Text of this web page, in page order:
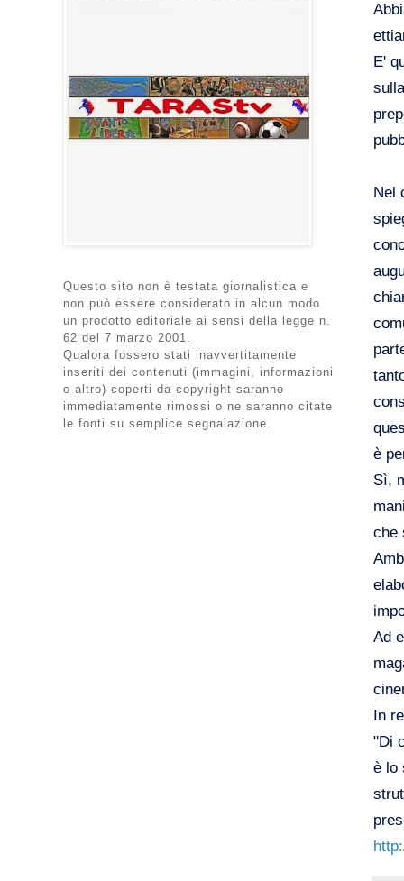
E'
Nel
è
Sì,
che
Ad
In
"Di
è lo
Questo sito non è testata giornalistica e
non può essere considerato in alcun modo
un prodotto editoriale ai sensi della legge n.
62 del 7 marzo 2001.
Qualora fossero stati inavvertitamente
inseriti dei contenuti (immagini, informazioni
o altro) coperti da copyright saranno
immediatamente rimossi o ne saranno citate
le fonti su semplice segnalazione.